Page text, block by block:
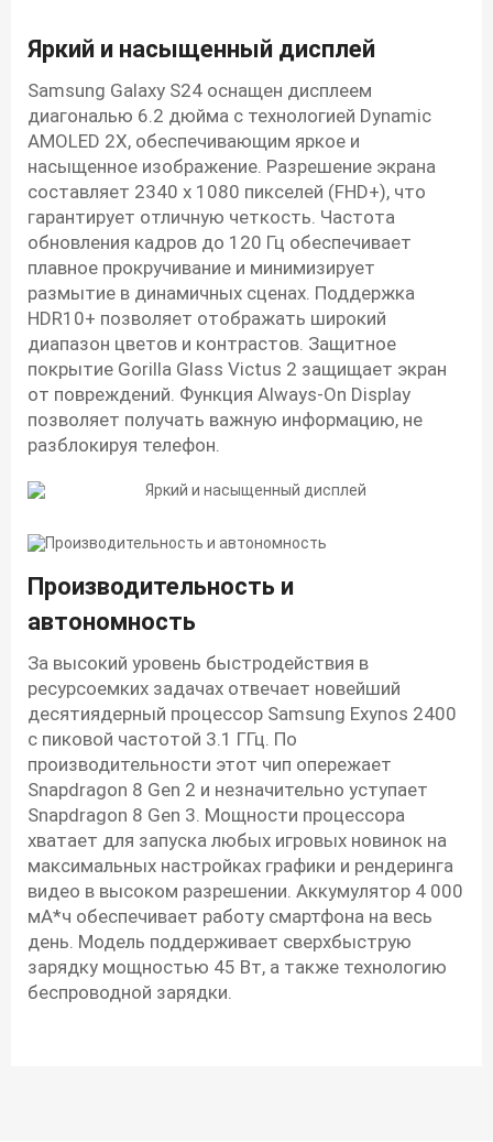
Яркий и насыщенный дисплей
Samsung Galaxy S24 оснащен дисплеем
диагональю 6.2 дюйма с технологией Dynamic
AMOLED 2X, обеспечивающим яркое и
насыщенное изображение. Разрешение экрана
составляет 2340 x 1080 пикселей (FHD+), что
гарантирует отличную четкость. Частота
обновления кадров до 120 Гц обеспечивает
плавное прокручивание и минимизирует
размытие в динамичных сценах. Поддержка
HDR10+ позволяет отображать широкий
диапазон цветов и контрастов. Защитное
покрытие Gorilla Glass Victus 2 защищает экран
от повреждений. Функция Always-On Display
позволяет получать важную информацию, не
разблокируя телефон.
Производительность и
автономность
За высокий уровень быстродействия в
ресурсоемких задачах отвечает новейший
десятиядерный процессор Samsung Exynos 2400
с пиковой частотой 3.1 ГГц. По
производительности этот чип опережает
Snapdragon 8 Gen 2 и незначительно уступает
Snapdragon 8 Gen 3. Мощности процессора
хватает для запуска любых игровых новинок на
максимальных настройках графики и рендеринга
видео в высоком разрешении. Аккумулятор 4 000
мА*ч обеспечивает работу смартфона на весь
день. Модель поддерживает сверхбыструю
зарядку мощностью 45 Вт, а также технологию
беспроводной зарядки.